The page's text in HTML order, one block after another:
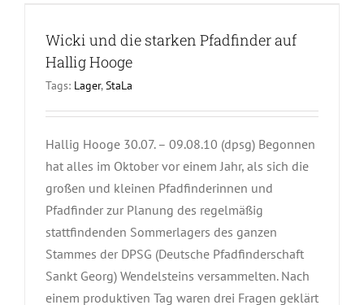
Wicki und die starken Pfadfinder auf
Hallig Hooge
Tags: Lager,StaLa
Hallig Hooge 30.07. – 09.08.10 (dpsg) Begonnen
hat alles im Oktober vor einem Jahr, als sich die
großen und kleinen Pfadfinderinnen und
Pfadfinder zur Planung des regelmäßig
stattfindenden Sommerlagers des ganzen
Stammes der DPSG (Deutsche Pfadfinderschaft
Sankt Georg) Wendelsteins versammelten. Nach
einem produktiven Tag waren drei Fragen geklärt